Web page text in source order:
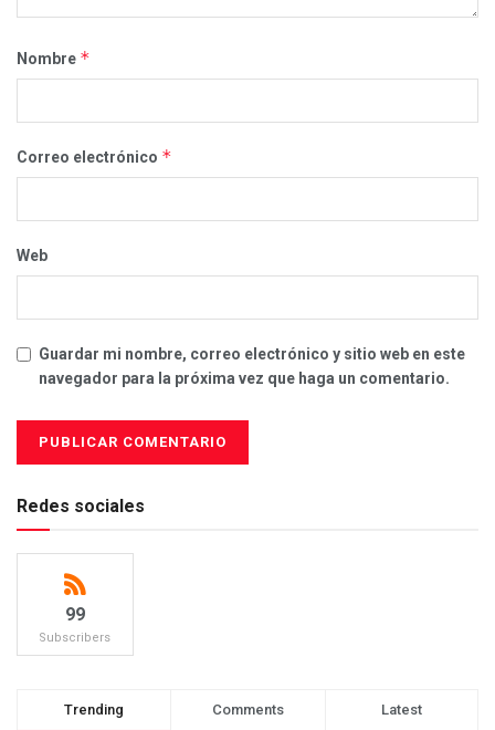
Nombre *
Correo electrónico *
Web
Guardar mi nombre, correo electrónico y sitio web en este
navegador para la próxima vez que haga un comentario.
Redes sociales
99
Subscribers
Trending Comments Latest